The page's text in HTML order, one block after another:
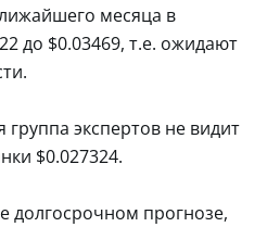
месяца в
до $0.03469, т.е. ожидают
группа экспертов не видит
$0.027324.
долгосрочном прогнозе,